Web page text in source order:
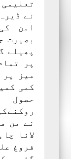
نے
امن
بصیرت
پھیلے
پر
میز
کمی
نے من
لانا
فروغ